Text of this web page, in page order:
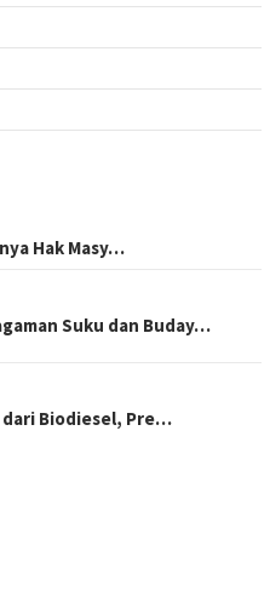
Hak Masy…
Suku dan Buday…
dari Biodiesel, Pre…